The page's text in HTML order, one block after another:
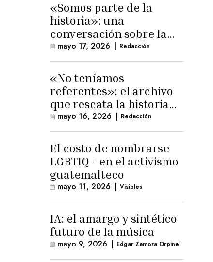
«Somos parte de la
historia»: una
conversación sobre la
memoria trans
masculina
mayo 17, 2026 | Redacción
«No teníamos
referentes»: el archivo
que rescata la historia
trans masculina en
Latinoamérica
mayo 16, 2026 | Redacción
El costo de nombrarse
LGBTIQ+ en el activismo
guatemalteco
mayo 11, 2026 | Visibles
IA: el amargo y sintético
futuro de la música
mayo 9, 2026 | Edgar Zamora Orpinel